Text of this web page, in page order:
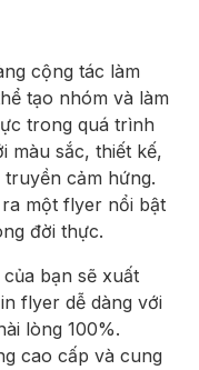
cộng tác làm
tạo nhóm và làm
trong quá trình
màu sắc, thiết kế,
cảm hứng.
một flyer nổi bật
đời thực.
bạn sẽ xuất
flyer dễ dàng với
lòng 100%.
cao cấp và cung